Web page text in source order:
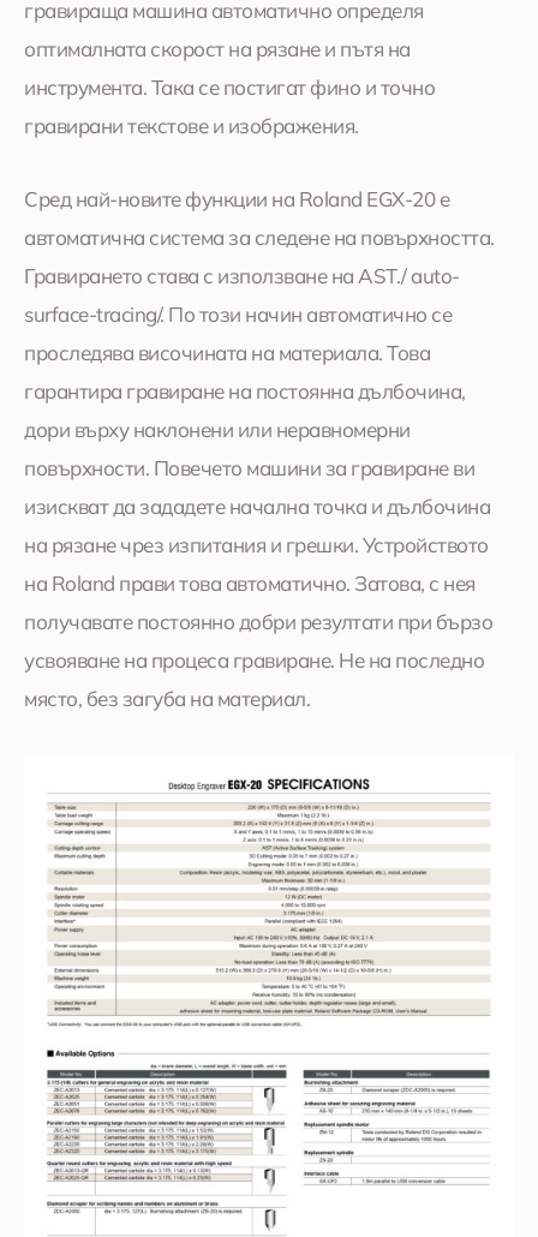
гравираща машина автоматично определя
оптималната скорост на рязане и пътя на
инструмента. Така се постигат фино и точно
гравирани текстове и изображения.
Сред най-новите функции на Roland EGX-20 е
автоматична система за следене на повърхността.
Гравирането става с използване на AST./ auto-
surface-tracing/. По този начин автоматично се
проследява височината на материала. Това
гарантира гравиране на постоянна дълбочина,
дори върху наклонени или неравномерни
повърхности. Повечето машини за гравиране ви
изискват да зададете начална точка и дълбочина
на рязане чрез изпитания и грешки. Устройството
на Roland прави това автоматично. Затова, с нея
получавате постоянно добри резултати при бързо
усвояване на процеса гравиране. Не на последно
място, без загуба на материал.